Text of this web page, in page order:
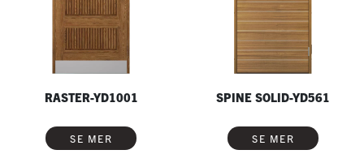
RASTER-YD1001
SE MER
SPINE SOLID-YD561
SE MER